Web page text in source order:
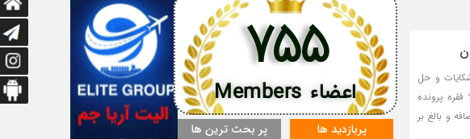
و حل
اختلاف اظهار داشت: این بخش فعالیت خود را در آذر ماه سال1404 با تحویل گرفتن 95 فقره پرونده
و بالغ بر
اعضاء Members
755
پربازدید ها پر بحث ترین ها